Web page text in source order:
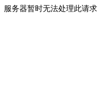
服务器暂时无法处理此请求